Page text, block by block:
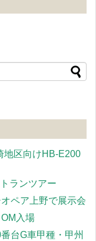
地区向けHB-E200
ランツアー
ペア上野で展示会
入場
台G車甲種・甲州